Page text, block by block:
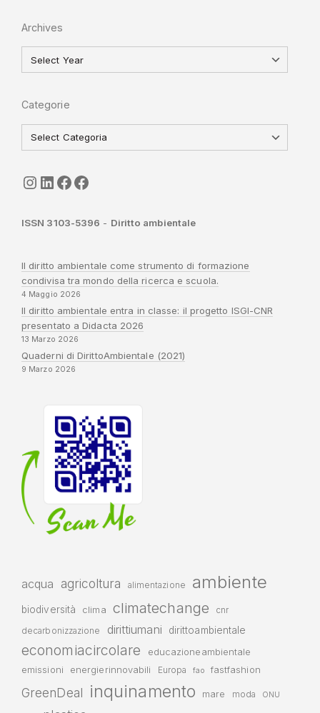
Archives
Categorie
seguici
LinkedIn
ISGI-CNRSapienza
ISSN 3103-5396 - Diritto ambientale
Il diritto ambientale come strumento di formazione
condivisa tra mondo della ricerca e scuola.
4 Maggio 2026
Il diritto ambientale entra in classe: il progetto ISGI-CNR
presentato a Didacta 2026
13 Marzo 2026
Quaderni di DirittoAmbientale (2021)
9 Marzo 2026
acqua agricoltura alimentazione ambiente
biodiversità clima climatechange cnr
decarbonizzazione dirittiumani dirittoambientale
economiacircolare
educazioneambientale
emissioni
energierinnovabili Europa fao fastfashion
GreenDeal inquinamento mare moda ONU